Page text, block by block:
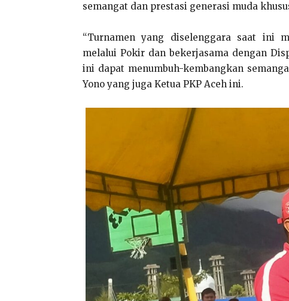
semangat dan prestasi generasi muda
“Turnamen yang diselenggara saat ini
melalui Pokir dan bekerjasama dengan
ini dapat menumbuh-kembangkan
Yono yang juga Ketua PKP Aceh ini.